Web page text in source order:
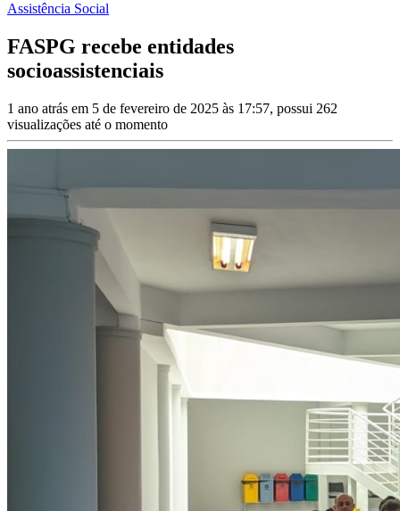
Assistência Social
FASPG recebe entidades
1 ano atrás em 5 de fevereiro de 2025 às 17:57, possui 262
visualizações até o momento